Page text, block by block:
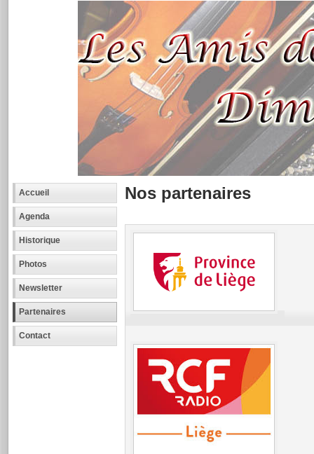
Accueil
Agenda
Historique
Photos
Newsletter
Partenaires
Contact
Nos partenaires